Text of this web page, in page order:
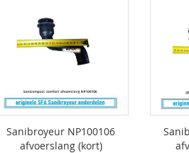
Sanibroyeur NP100106
afvoerslang (kort)